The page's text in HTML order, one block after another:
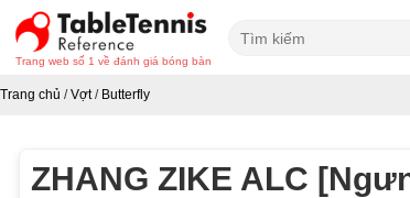
Trang web số 1 về đánh giá bóng bàn
Trang chủ /Vợt/ Butterfly
ZHANG ZIKE ALC